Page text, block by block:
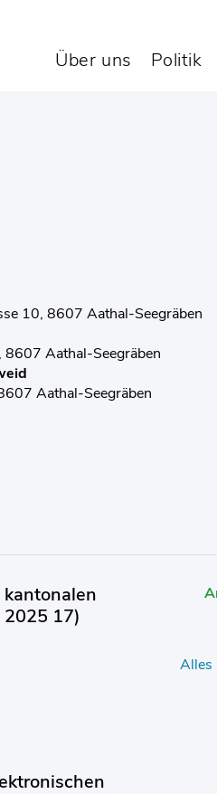
Über uns Politik
vom 28.
10, 8607 Aathal-Seegräben
8607 Aathal-Seegräben
Aathal-Seegräben
Link wird in einem neuen
Link wird in einem neuen
17)
Alles